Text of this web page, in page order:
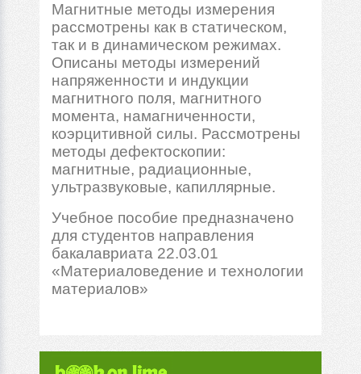
Магнитные методы измерения
рассмотрены как в статическом,
так и в динамическом режимах.
Описаны методы измерений
напряженности и индукции
магнитного поля, магнитного
момента, намагниченности,
коэрцитивной силы. Рассмотрены
методы дефектоскопии:
магнитные, радиационные,
ультразвуковые, капиллярные.
Учебное пособие предназначено
для студентов направления
бакалавриата 22.03.01
«Материаловедение и технологии
материалов»